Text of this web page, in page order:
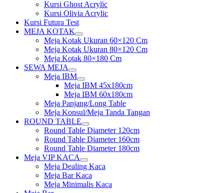
menu
Kursi Ghost Acrylic
Kursi Olivia Acrylic
Kursi Futura Test
MEJA KOTAK
Show
sub
menu
Meja Kotak Ukuran 60×120 Cm
Meja Kotak Ukuran 80×120 Cm
Meja Kotak 80×180 Cm
SEWA MEJA
Show
sub
menu
Meja IBM
Show
sub
menu
Meja IBM 45x180cm
Meja IBM 60x180cm
Meja Panjang/Long Table
Meja Konsul/Meja Tanda Tangan
ROUND TABLE
Show
sub
menu
Round Table Diameter 120cm
Round Table Diameter 160cm
Round Table Diameter 180cm
Meja VIP KACA
Show
sub
menu
Meja Dealing Kaca
Meja Bar Kaca
Meja Minimalis Kaca